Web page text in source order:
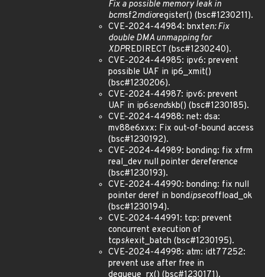
Fix a possible memory leak in
bcmsf2mdioregister() (bsc#1230211).
CVE-2024-44984: bnxten: Fix
double DMA unmapping for
XDPREDIRECT (bsc#1230240).
CVE-2024-44985: ipv6: prevent
possible UAF in ip6_xmit()
(bsc#1230206).
CVE-2024-44987: ipv6: prevent
UAF in ip6sendskb() (bsc#1230185).
CVE-2024-44988: net: dsa:
mv88e6xxx: Fix out-of-bound access
(bsc#1230192).
CVE-2024-44989: bonding: fix xfrm
real_dev null pointer dereference
(bsc#1230193).
CVE-2024-44990: bonding: fix null
pointer deref in bondipsecoffload_ok
(bsc#1230194).
CVE-2024-44991: tcp: prevent
concurrent execution of
tcpskexit_batch (bsc#1230195).
CVE-2024-44998: atm: idt77252:
prevent use after free in